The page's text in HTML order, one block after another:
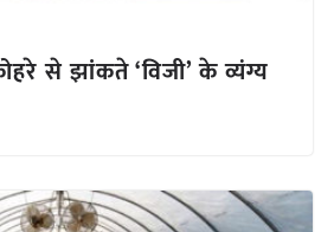
से झांकते ‘विजी’ के व्यंग्य